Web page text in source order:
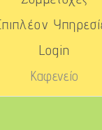
Login
Καφενείο